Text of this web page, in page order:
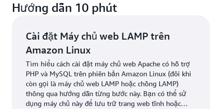
Hướng dẫn 10 phút
Cài đặt Máy chủ web LAMP trên
Amazon Linux
Tìm hiểu cách cài đặt máy chủ web Apache có hỗ trợ
PHP và MySQL trên phiên bản Amazon Linux (đôi khi
còn gọi là máy chủ web LAMP hoặc chồng LAMP)
thông qua hướng dẫn từng bước này. Bạn có thể sử
dụng máy chủ này để lưu trữ trang web tĩnh hoặc